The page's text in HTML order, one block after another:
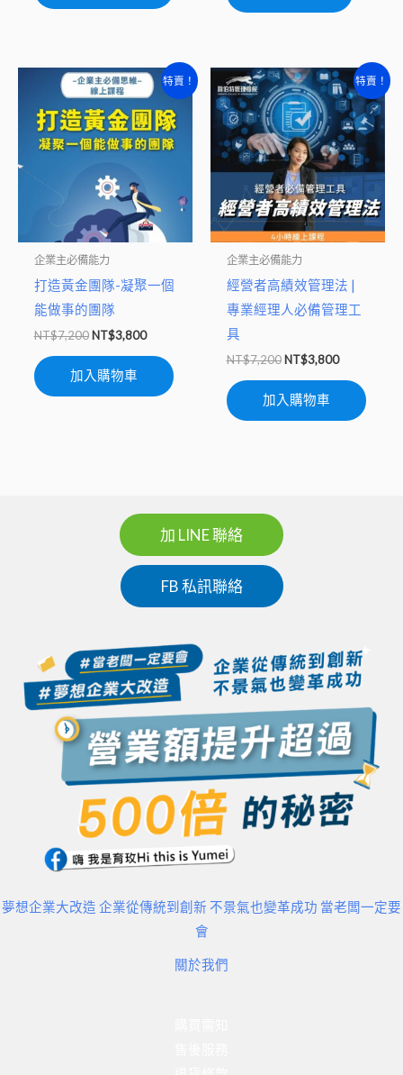
特賣！
企業主必備能力
打造黃金團隊-凝聚一個
能做事的團隊
NT$7,200
原
始
價
格：
NT$7,200。
NT$3,800
目
前
價
格：
NT$3,800。
加入購物車
特賣！
企業主必備能力
經營者高績效管理法 |
專業經理人必備管理工
具
NT$7,200
原
始
價
格：
NT$7,200。
NT$3,800
目
前
價
格：
NT$3,800
加入購物車
加 LINE 聯絡
FB 私訊聯絡
夢想企業大改造 企業從傳統到創新 不景氣也變革成功 當老闆一定要
會
關於我們